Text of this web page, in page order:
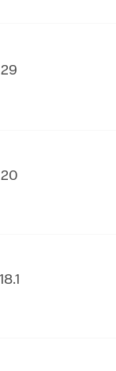
29
20
18.1